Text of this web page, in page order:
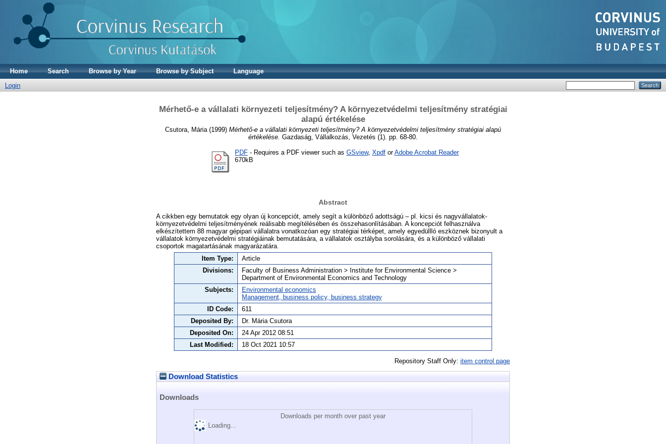
Home Search Browse by Year Browse by Subject
Language
Login
Mérhető-e a vállalati környezeti teljesítmény? A környezetvédelmi teljesítmény stratégiai
alapú értékelése
Csutora, Mária (1999) Mérhető-e a vállalati környezeti teljesítmény? A környezetvédelmi teljesítmény stratégiai alapú
értékelése. Gazdaság, Vállalkozás, Vezetés (1). pp. 68-80.
PDF - Requires a PDF viewer such as GSview, Xpdf orAdobe Acrobat Reader
670kB
Abstract
A cikkben egy bemutatok egy olyan új koncepciót, amely segít a különböző adottságú – pl. kicsi és nagyvállalatok-
környezetvédelmi teljesítményének reálisabb megítélésében és összehasonlításában. A koncepciót felhasználva
elkészítettem 88 magyar gépipari vállalatra vonatkozóan egy stratégiai térképet, amely egyedüllló eszköznek bizonyult a
vállalatok környezetvédelmi stratégiáinak bemutatására, a vállalatok osztályba sorolására, és a különböző vállalati
csoportok magatartásának magyarázatára.
Item Type:
Article
Divisions:
Faculty of Business Administration > Institute for Environmental Science >
Department of Environmental Economics and Technology
Subjects:
Environmental economics
Management, business policy, business strategy
ID Code:
611
Deposited By:
Dr. Mária Csutora
Deposited On:
24 Apr 2012 08:51
Last Modified:
18 Oct 2021 10:57
Repository Staff Only: item control page
Download Statistics
Downloads
Downloads per month over past year
Loading...